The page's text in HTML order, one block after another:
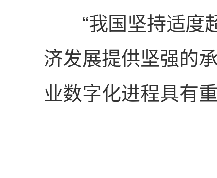
“我国坚持适度超
济发展提供坚强的
业数字化进程具有